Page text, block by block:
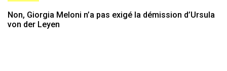
Non, Giorgia Meloni n’a pas exigé la démission d’Ursula
von der Leyen